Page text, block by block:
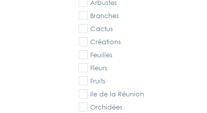
Arbustes
Branches
Cactus
Créations
Feuilles
Fleurs
Fruits
Ile de la Réunion
Orchidées